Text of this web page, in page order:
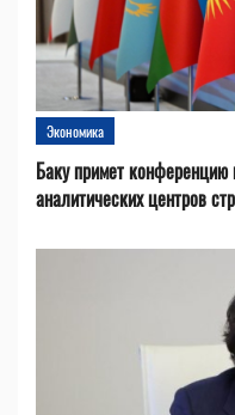
Экономика
Баку примет
аналитических центров